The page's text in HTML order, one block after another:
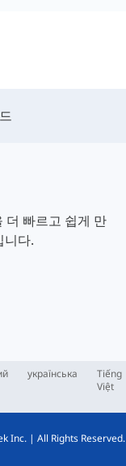
더 빠르고 쉽게 만
니다.
українська
Tiếng
Việt
Inc. | All Rights Reserved.